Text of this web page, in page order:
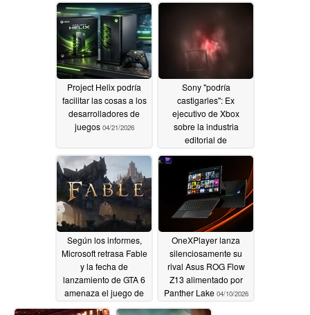
Microsoft05/09/2026
como Asus
04/21/2026
Project Helix podría
facilitar las cosas a los
desarrolladores de
juegos 04/21/2026
Sony "podría
castigarles": Ex
ejecutivo de Xbox
sobre la industria
editorial de
videojuegos japonesa
de la era PS204/14/2026
Según los informes,
Microsoft retrasa Fable
y la fecha de
lanzamiento de GTA 6
amenaza el juego de
Xbox04/13/2026
OneXPlayer lanza
silenciosamente su
rival Asus ROG Flow
Z13 alimentado por
Panther Lake 04/10/2026